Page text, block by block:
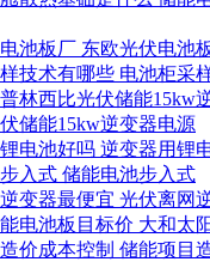
东欧光伏电池
电池柜采
储能15kw逆变器电源
逆变器用锂
储能电池步入式
光伏离网
大和太
储能项目